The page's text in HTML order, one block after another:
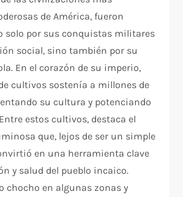
de América, fueron
solo por sus conquistas militares
social, sino también por su
En el corazón de su imperio,
cultivos sostenía a millones de
su cultura y potenciando
estos cultivos, destaca el
que, lejos de ser un simple
en una herramienta clave
y salud del pueblo incaico.
chocho en algunas zonas y